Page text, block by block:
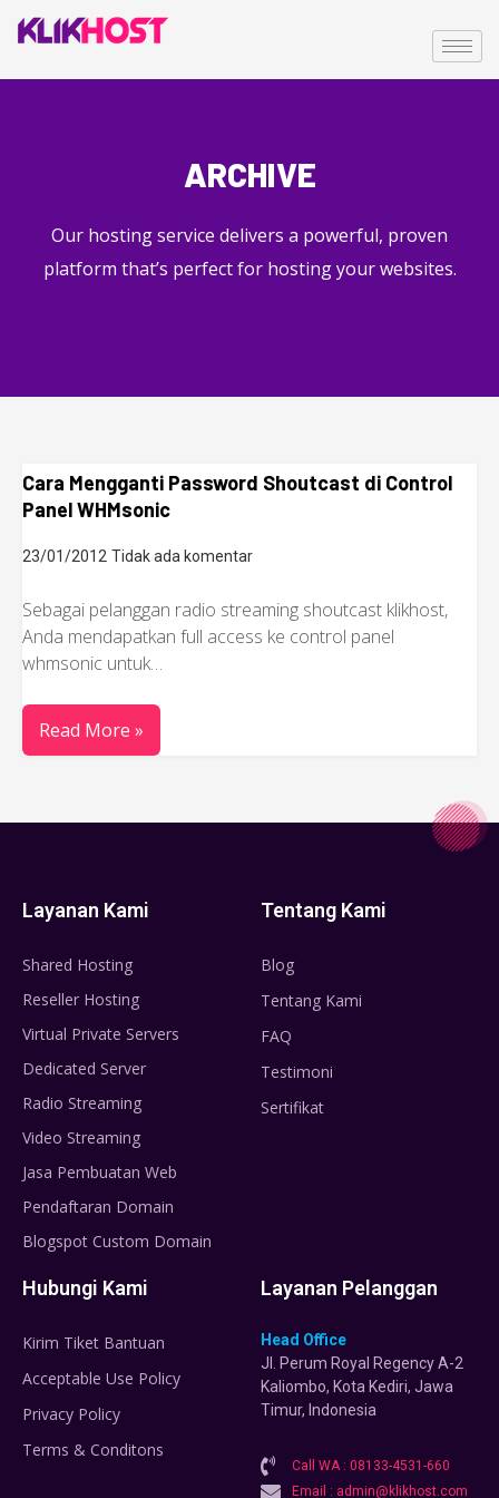
ARCHIVE
Our hosting service delivers a powerful, proven
platform that’s perfect for hosting your websites.
Cara Mengganti Password Shoutcast di Control
Panel WHMsonic
23/01/2012 Tidak ada komentar
Sebagai pelanggan radio streaming shoutcast klikhost,
Anda mendapatkan full access ke control panel
whmsonic untuk…
Read More »
Layanan Kami
Shared Hosting
Reseller Hosting
Virtual Private Servers
Dedicated Server
Radio Streaming
Video Streaming
Jasa Pembuatan Web
Pendaftaran Domain
Blogspot Custom Domain
Tentang Kami
Blog
Tentang Kami
FAQ
Testimoni
Sertifikat
Hubungi Kami
Kirim Tiket Bantuan
Acceptable Use Policy
Privacy Policy
Terms & Conditons
Layanan Pelanggan
Head Office
Jl. Perum Royal Regency A-2
Kaliombo, Kota Kediri, Jawa
Timur, Indonesia
Call WA : 08133-4531-660
Email : admin@klikhost.com